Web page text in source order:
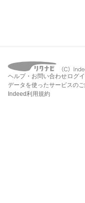
ヘルプ・お問い合わせ ログ
データを使ったサービスの
Indeed利用規約